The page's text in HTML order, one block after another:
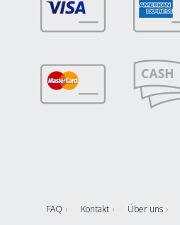
FAQ Kontakt Über uns